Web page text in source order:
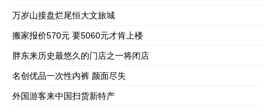
万岁山接盘烂尾恒大文旅城
搬家报价570元 要5060元才肯上楼
胖东来历史最悠久的门店之一将闭店
名创优品一次性内裤 颜面尽失
外国游客来中国扫货新特产